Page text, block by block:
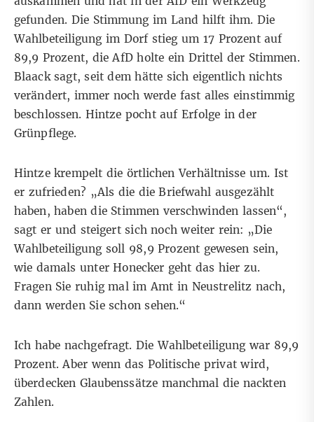
gefunden. Die Stimmung im Land hilft ihm. Die
Wahlbeteiligung im Dorf stieg um 17 Prozent auf
89,9 Prozent, die AfD holte ein Drittel der Stimmen.
Blaack sagt, seit dem hätte sich eigentlich nichts
verändert, immer noch werde fast alles einstimmig
beschlossen. Hintze pocht auf Erfolge in der
Grünpflege.
Hintze krempelt die örtlichen Verhältnisse um. Ist
er zufrieden? „Als die die Briefwahl ausgezählt
haben, haben die Stimmen verschwinden lassen“,
sagt er und steigert sich noch weiter rein: „Die
Wahlbeteiligung soll 98,9 Prozent gewesen sein,
wie damals unter Honecker geht das hier zu.
Fragen Sie ruhig mal im Amt in Neustrelitz nach,
dann werden Sie schon sehen.“
Ich habe nachgefragt. Die Wahlbeteiligung war 89,9
Prozent. Aber wenn das Politische privat wird,
überdecken Glaubenssätze manchmal die nackten
Zahlen.